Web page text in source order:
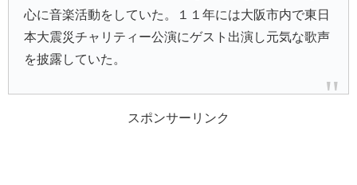
心に音楽活動をしていた。１１年には大阪市内で東日
本大震災チャリティー公演にゲスト出演し元気な歌声
を披露していた。
スポンサーリンク